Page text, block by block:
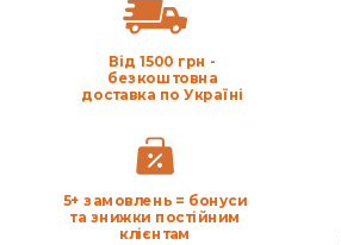
Від 1500 грн -
безкоштовна
доставка по Україні
5+ замовлень = бонуси
та знижки постійним
клієнтам